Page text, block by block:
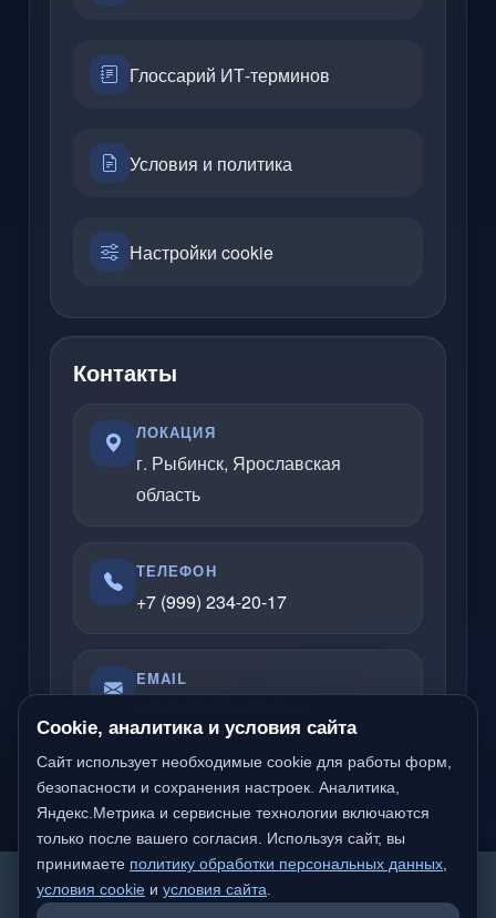
We detected you are likely not from a Russian-
speaking region. Would you like to switch to the
Глоссарий ИТ-терминов
Условия и политика
Настройки cookie
Контакты
ЛОКАЦИЯ
г. Рыбинск, Ярославская
область
ТЕЛЕФОН
+7 (999) 234-20-17
EMAIL
Отвечаю по вопросам услуг, сайтов,
серверов, облачных решений и
компьютерной помощи.
Cookie, аналитика и условия сайта
Сайт использует необходимые cookie для работы форм,
безопасности и сохранения настроек. Аналитика,
Яндекс.Метрика и сервисные технологии включаются
только после вашего согласия. Используя сайт, вы
принимаете политику обработки персональных данных
условия cookie и условия сайта